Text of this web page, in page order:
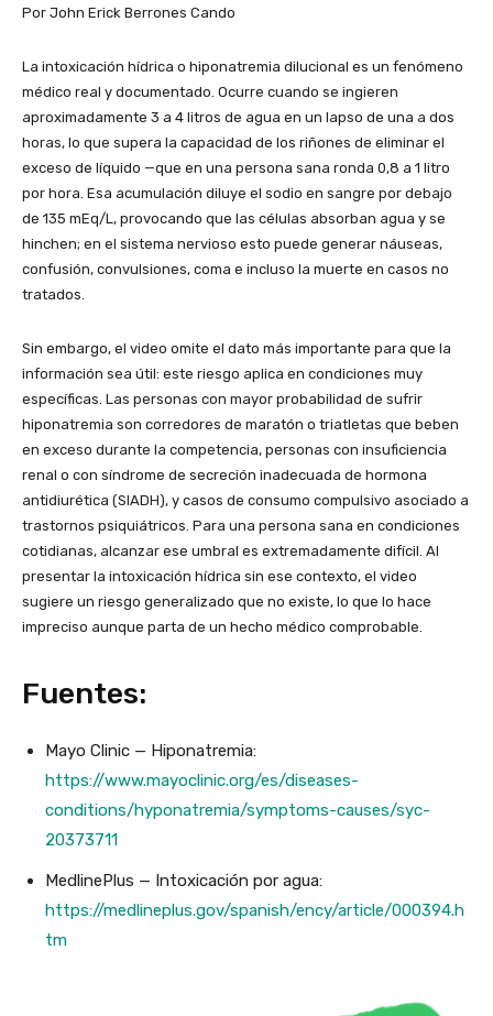
Por John Erick Berrones Cando
La intoxicación hídrica o hiponatremia dilucional es un fenómeno
médico real y documentado. Ocurre cuando se ingieren
aproximadamente 3 a 4 litros de agua en un lapso de una a dos
horas, lo que supera la capacidad de los riñones de eliminar el
exceso de líquido —que en una persona sana ronda 0,8 a 1 litro
por hora. Esa acumulación diluye el sodio en sangre por debajo
de 135 mEq/L, provocando que las células absorban agua y se
hinchen; en el sistema nervioso esto puede generar náuseas,
confusión, convulsiones, coma e incluso la muerte en casos no
tratados.
Sin embargo, el video omite el dato más importante para que la
información sea útil: este riesgo aplica en condiciones muy
específicas. Las personas con mayor probabilidad de sufrir
hiponatremia son corredores de maratón o triatletas que beben
en exceso durante la competencia, personas con insuficiencia
renal o con síndrome de secreción inadecuada de hormona
antidiurética (SIADH), y casos de consumo compulsivo asociado a
trastornos psiquiátricos. Para una persona sana en condiciones
cotidianas, alcanzar ese umbral es extremadamente difícil. Al
presentar la intoxicación hídrica sin ese contexto, el video
sugiere un riesgo generalizado que no existe, lo que lo hace
impreciso aunque parta de un hecho médico comprobable.
Fuentes:
Mayo Clinic — Hiponatremia:
https://www.mayoclinic.org/es/diseases-
conditions/hyponatremia/symptoms-causes/syc-
20373711
MedlinePlus — Intoxicación por agua:
https://medlineplus.gov/spanish/ency/article/000394.h
tm